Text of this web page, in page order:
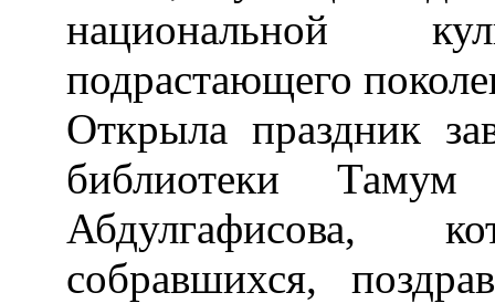
национальной
подрастающего
Открыла праздник
библиотеки
Абдулгафисова,
собравшихся,